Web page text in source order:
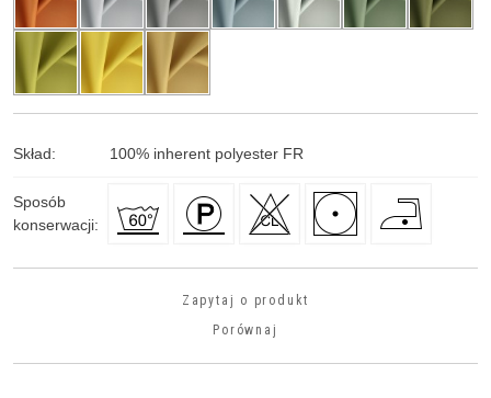
Skład: 100% inherent polyester FR
Sposób
konserwacji:
Zapytaj o produkt
Porównaj